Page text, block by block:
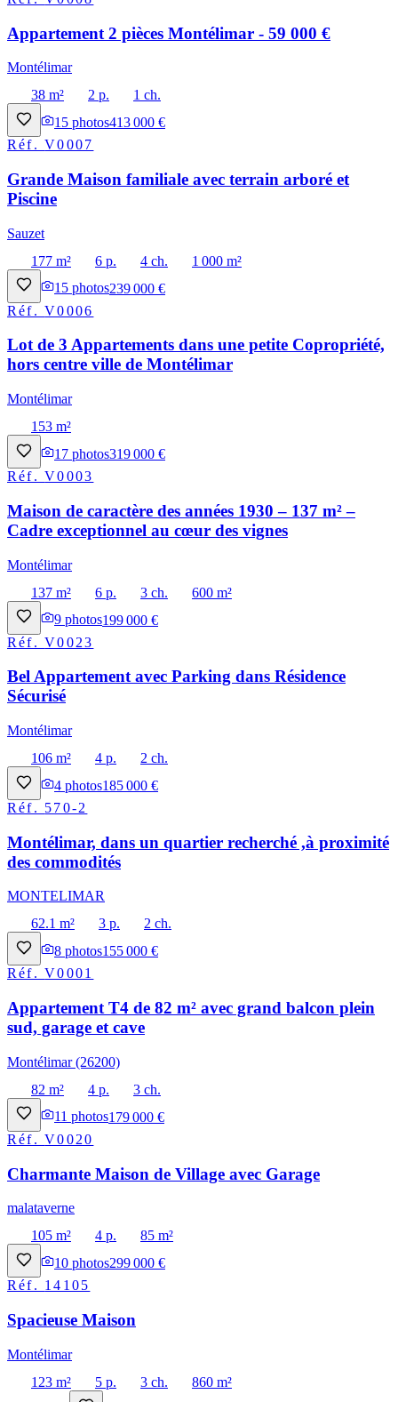
Appartement 2 pièces Montélimar - 59 000 €
Montélimar
38 m²
2 p.
1 ch.
15 photos413 000 €
Réf.V0007
Grande Maison familiale avec terrain arboré et
Piscine
Sauzet
177 m²
6 p. 4 ch.
1 000 m²
15 photos239 000 €
Réf.V0006
Lot de 3 Appartements dans une petite Copropriété,
hors centre ville de Montélimar
Montélimar
153 m²
17 photos319 000 €
Réf.V0003
Maison de caractère des années 1930 – 137 m² –
Cadre exceptionnel au cœur des vignes
Montélimar
137 m²
6 p. 3 ch.
600 m²
9 photos199 000 €
Réf.V0023
Bel Appartement avec Parking dans Résidence
Sécurisé
Montélimar
106 m²
4 p.
2 ch.
4 photos185 000 €
Réf. 570-2
Montélimar, dans un quartier recherché ,à proximité
des commodités
MONTELIMAR
62.1 m²
3 p.
2 ch.
8 photos155 000 €
Réf.V0001
Appartement T4 de 82 m² avec grand balcon plein
sud, garage et cave
Montélimar (26200)
82 m²
4 p.
3 ch.
11 photos179 000 €
Réf.V0020
Charmante Maison de Village avec Garage
malataverne
105 m²
4 p.
85 m²
10 photos299 000 €
Réf. 14105
Spacieuse Maison
Montélimar
123 m²
5 p. 3 ch.
860 m²